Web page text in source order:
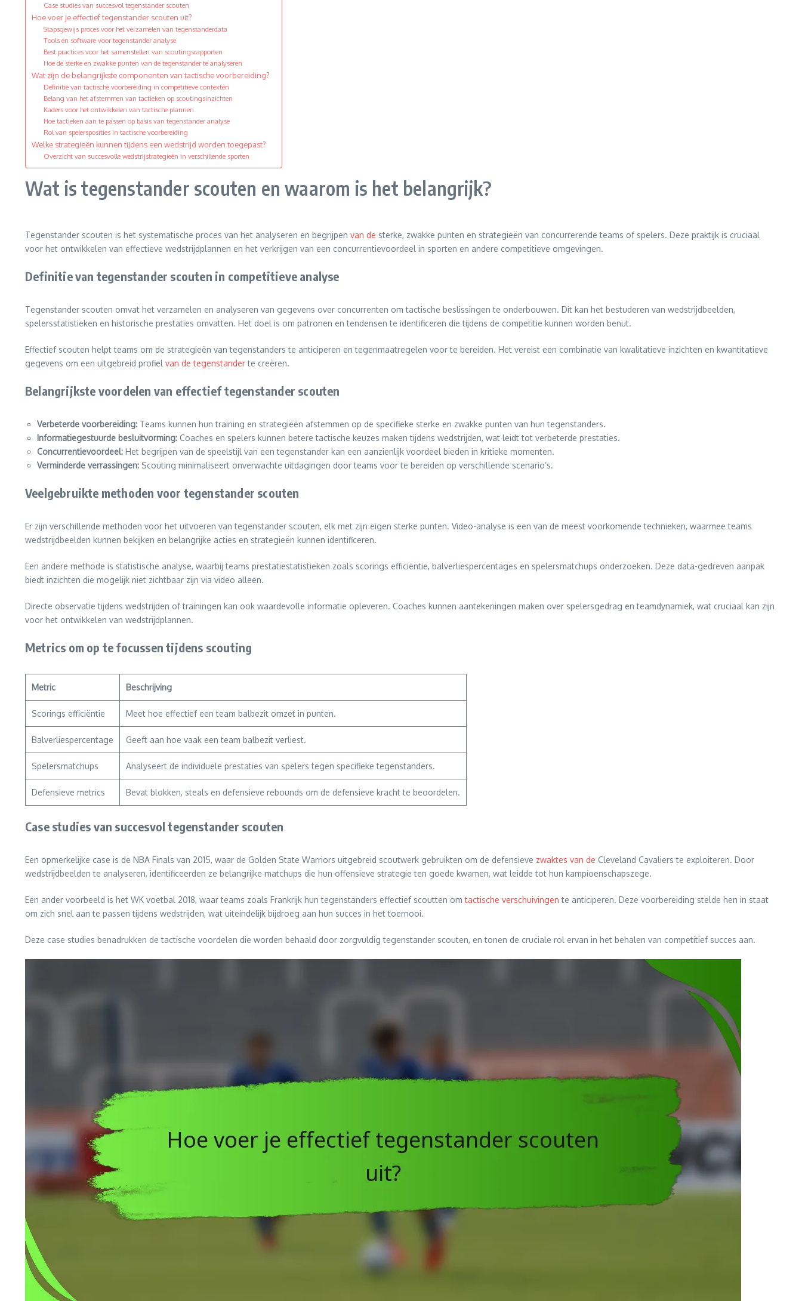
Case studies van succesvol tegenstander scouten
Hoe voer je effectief tegenstander scouten uit?
Stapsgewijs proces voor het verzamelen van tegenstanderdata
Tools en software voor tegenstander analyse
Best practices voor het samenstellen van scoutingsrapporten
Hoe de sterke en zwakke punten van de tegenstander te analyseren
Wat zijn de belangrijkste componenten van tactische voorbereiding?
Definitie van tactische voorbereiding in competitieve contexten
Belang van het afstemmen van tactieken op scoutingsinzichten
Kaders voor het ontwikkelen van tactische plannen
Hoe tactieken aan te passen op basis van tegenstander analyse
Rol van spelersposities in tactische voorbereiding
Welke strategieën kunnen tijdens een wedstrijd worden toegepast?
Overzicht van succesvolle wedstrijstrategieën in verschillende sporten
Wat is tegenstander scouten en waarom is het belangrijk?
Tegenstander scouten is het systematische proces van het analyseren en begrijpen van de sterke, zwakke punten en strategieën van concurrerende teams of spelers. Deze praktijk is cruciaal
voor het ontwikkelen van effectieve wedstrijdplannen en het verkrijgen van een concurrentievoordeel in sporten en andere competitieve omgevingen.
Definitie van tegenstander scouten in competitieve analyse
Tegenstander scouten omvat het verzamelen en analyseren van gegevens over concurrenten om tactische beslissingen te onderbouwen. Dit kan het bestuderen van wedstrijdbeelden,
spelersstatistieken en historische prestaties omvatten. Het doel is om patronen en tendensen te identificeren die tijdens de competitie kunnen worden benut.
Effectief scouten helpt teams om de strategieën van tegenstanders te anticiperen en tegenmaatregelen voor te bereiden. Het vereist een combinatie van kwalitatieve inzichten en kwantitatieve
gegevens om een uitgebreid profiel van de tegenstanderte creëren.
Belangrijkste voordelen van effectief tegenstander scouten
Verbeterde voorbereiding: Teams kunnen hun training en strategieën afstemmen op de specifieke sterke en zwakke punten van hun tegenstanders.
Informatiegestuurde besluitvorming: Coaches en spelers kunnen betere tactische keuzes maken tijdens wedstrijden, wat leidt tot verbeterde prestaties.
Concurrentievoordeel: Het begrijpen van de speelstijl van een tegenstander kan een aanzienlijk voordeel bieden in kritieke momenten.
Verminderde verrassingen: Scouting minimaliseert onverwachte uitdagingen door teams voor te bereiden op verschillende scenario’s.
Veelgebruikte methoden voor tegenstander scouten
Er zijn verschillende methoden voor het uitvoeren van tegenstander scouten, elk met zijn eigen sterke punten. Video-analyse is een van de meest voorkomende technieken, waarmee teams
wedstrijdbeelden kunnen bekijken en belangrijke acties en strategieën kunnen identificeren.
Een andere methode is statistische analyse, waarbij teams prestatiestatistieken zoals scorings efficiëntie, balverliespercentages en spelersmatchups onderzoeken. Deze data-gedreven aanpak
biedt inzichten die mogelijk niet zichtbaar zijn via video alleen.
Directe observatie tijdens wedstrijden of trainingen kan ook waardevolle informatie opleveren. Coaches kunnen aantekeningen maken over spelersgedrag en teamdynamiek, wat cruciaal kan zijn
voor het ontwikkelen van wedstrijdplannen.
Metrics om op te focussen tijdens scouting
Metric Beschrijving
Scorings efficiëntie Meet hoe effectief een team balbezit omzet in punten.
Balverliespercentage Geeft aan hoe vaak een team balbezit verliest.
Spelersmatchups Analyseert de individuele prestaties van spelers tegen specifieke tegenstanders.
Defensieve metrics Bevat blokken, steals en defensieve rebounds om de defensieve kracht te beoordelen.
Case studies van succesvol tegenstander scouten
Een opmerkelijke case is de NBA Finals van 2015, waar de Golden State Warriors uitgebreid scoutwerk gebruikten om de defensieve zwaktes van de Cleveland Cavaliers te exploiteren. Door
wedstrijdbeelden te analyseren, identificeerden ze belangrijke matchups die hun offensieve strategie ten goede kwamen, wat leidde tot hun kampioenschapszege.
Een ander voorbeeld is het WK voetbal 2018, waar teams zoals Frankrijk hun tegenstanders effectief scoutten omtactische verschuivingen te anticiperen. Deze voorbereiding stelde hen in staat
om zich snel aan te passen tijdens wedstrijden, wat uiteindelijk bijdroeg aan hun succes in het toernooi.
Deze case studies benadrukken de tactische voordelen die worden behaald door zorgvuldig tegenstander scouten, en tonen de cruciale rol ervan in het behalen van competitief succes aan.